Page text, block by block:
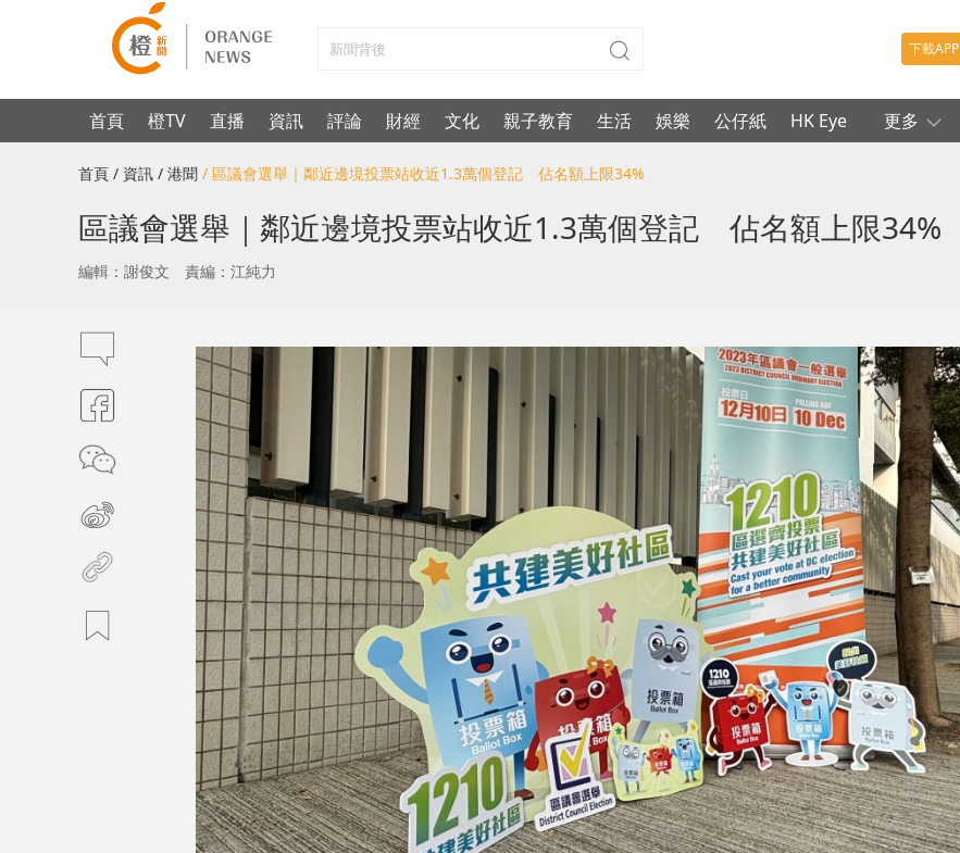
下載APP
首頁 橙TV 直播 資訊 評論 財經 文化 親子教育 生活 娛樂 公仔紙 HK Eye 更多
首頁 / 資訊 / 港聞 / 區議會選舉｜鄰近邊境投票站收近1.3萬個登記 佔名額上限34%
區議會選舉｜鄰近邊境投票站收近1.3萬個登記 佔名額上限34%
編輯：謝俊文 責編：江純力